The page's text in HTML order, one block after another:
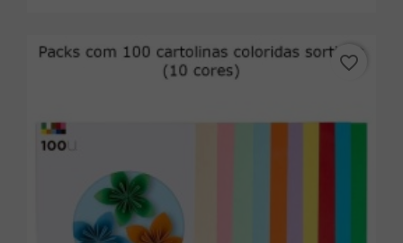
favorite_border